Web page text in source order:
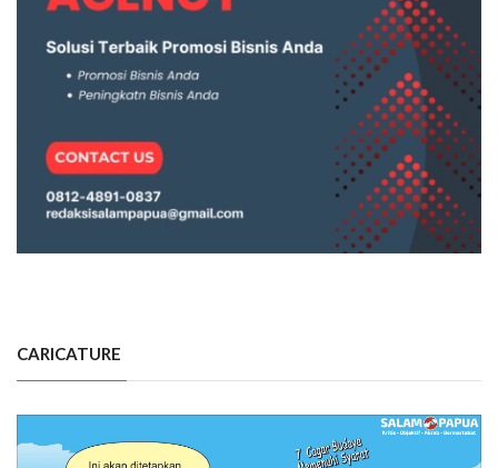
CARICATURE